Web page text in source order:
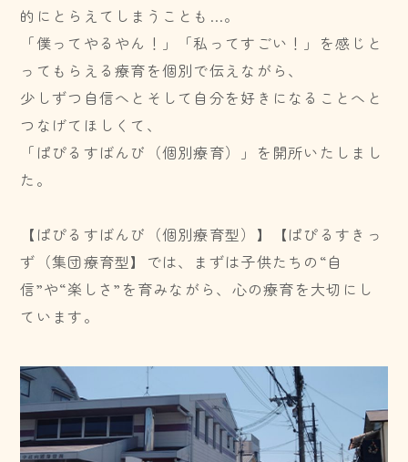
的にとらえてしまうことも…。
「僕ってやるやん！」「私ってすごい！」を感じと
ってもらえる療育を個別で伝えながら、
少しずつ自信へとそして自分を好きになることへと
つなげてほしくて、
「ぱぴるすばんび（個別療育）」を開所いたしまし
た。
【ぱぴるすばんび（個別療育型）】【ぱぴるすきっ
ず（集団療育型】では、まずは子供たちの“自
信”や“楽しさ”を育みながら、心の療育を大切にし
ています。